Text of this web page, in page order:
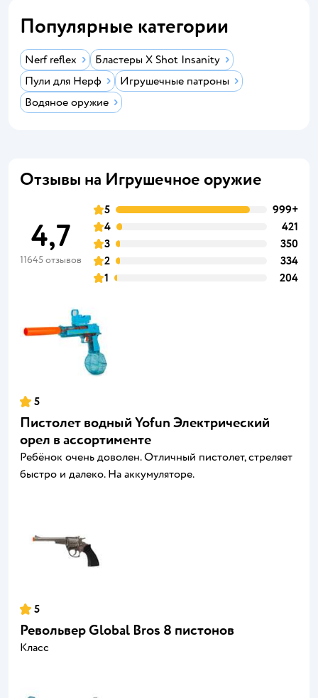
Популярные категории
Nerf reflex
Бластеры X Shot Insanity
Пули для Нерф
Игрушечные патроны
Водяное оружие
Отзывы на Игрушечное оружие
4,7
11645 отзывов
5
999+
4
421
3
350
2
334
1
204
5
Пистолет водный Yofun Электрический
орел в ассортименте
Ребёнок очень доволен. Отличный пистолет, стреляет
быстро и далеко. На аккумуляторе.
5
Револьвер Global Bros 8 пистонов
Класс